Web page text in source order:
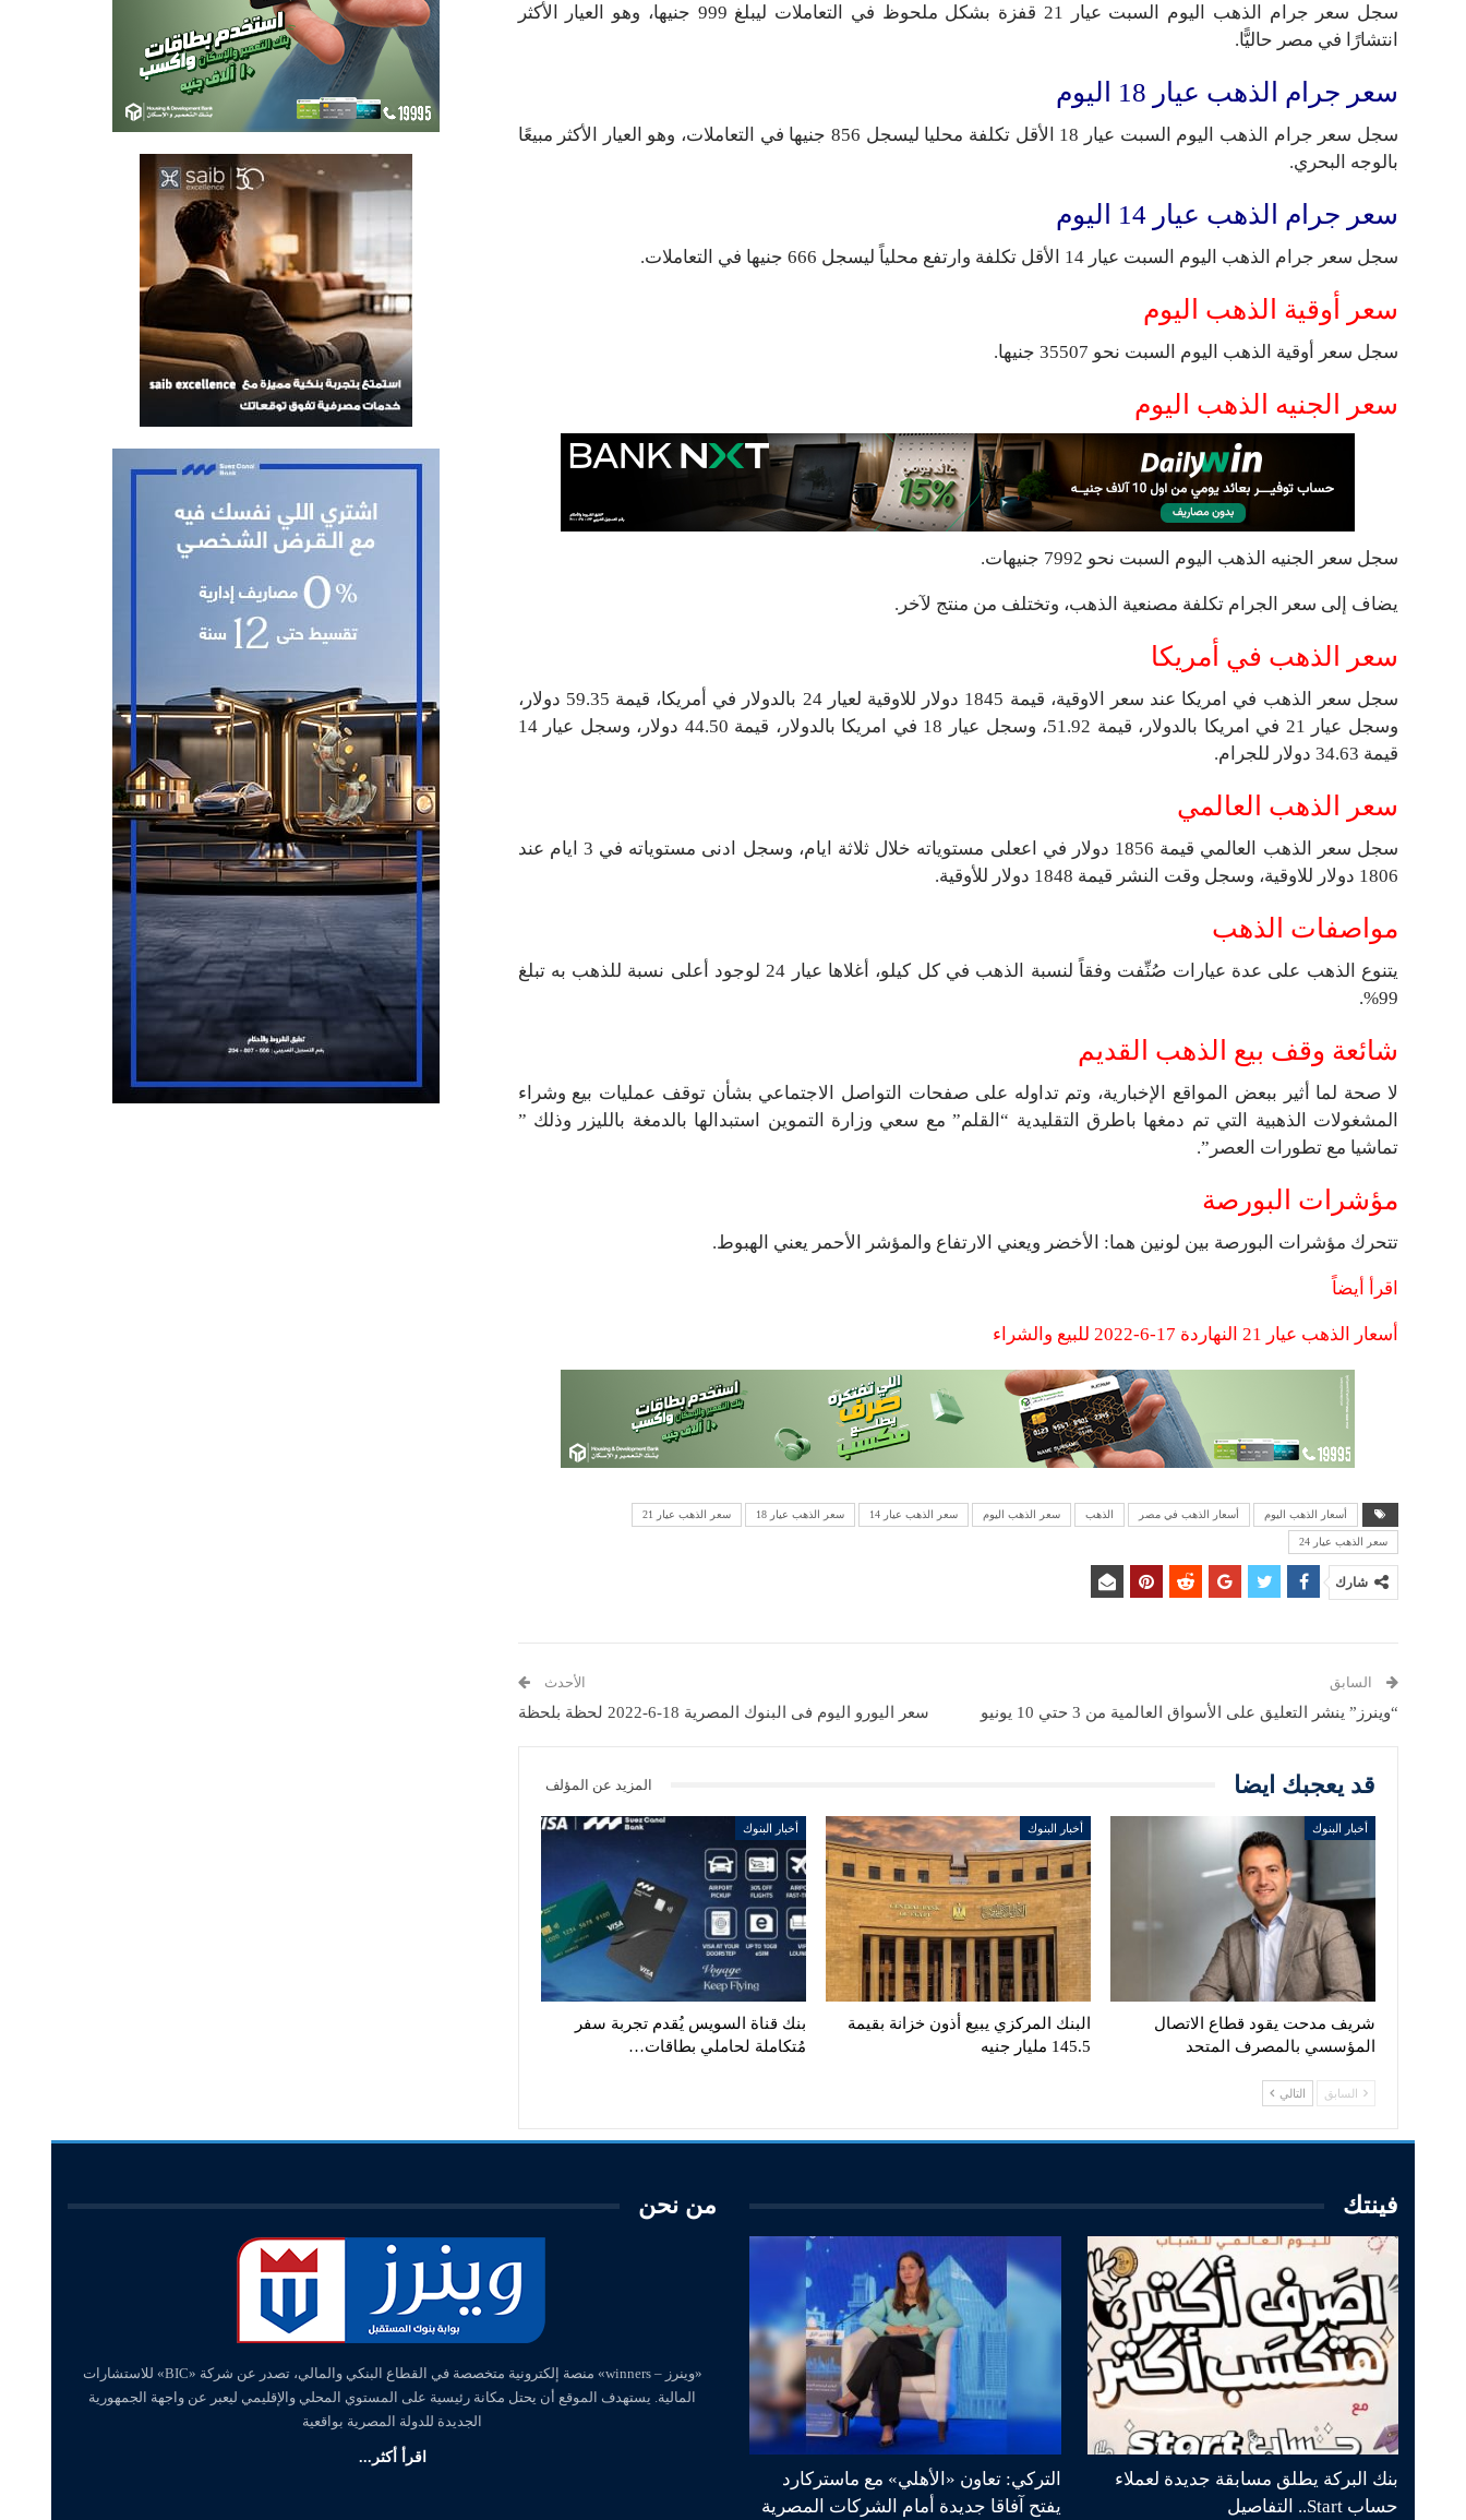
سجل سعر جرام الذهب اليوم السبت عيار 21 قفزة بشكل ملحوظ في التعاملات ليبلغ 999 جنيها، وهو العيار الأكثر
انتشارًا في مصر حاليًّا.
سعر جرام الذهب عيار 18 اليوم
سجل سعر جرام الذهب اليوم السبت عيار 18 الأقل تكلفة محليا ليسجل 856 جنيها في التعاملات، وهو العيار الأكثر مبيعًا
بالوجه البحري.
سعر جرام الذهب عيار 14 اليوم
سجل سعر جرام الذهب اليوم السبت عيار 14 الأقل تكلفة وارتفع محلياً ليسجل 666 جنيها في التعاملات.
سعر أوقية الذهب اليوم
سجل سعر أوقية الذهب اليوم السبت نحو 35507 جنيها.
سعر الجنيه الذهب اليوم
سجل سعر الجنيه الذهب اليوم السبت نحو 7992 جنيهات.
يضاف إلى سعر الجرام تكلفة مصنعية الذهب، وتختلف من منتج لآخر.
سعر الذهب في أمريكا
سجل سعر الذهب في امريكا عند سعر الاوقية، قيمة 1845 دولار للاوقية لعيار 24 بالدولار في أمريكا، قيمة 59.35 دولار،
وسجل عيار 21 في امريكا بالدولار، قيمة 51.92، وسجل عيار 18 في امريكا بالدولار، قيمة 44.50 دولار، وسجل عيار 14
قيمة 34.63 دولار للجرام.
سعر الذهب العالمي
سجل سعر الذهب العالمي قيمة 1856 دولار في اععلى مستوياته خلال ثلاثة ايام، وسجل ادنى مستوياته في 3 ايام عند
1806 دولار للاوقية، وسجل وقت النشر قيمة 1848 دولار للأوقية.
مواصفات الذهب
يتنوع الذهب على عدة عيارات صُنِّفت وفقاً لنسبة الذهب في كل كيلو، أغلاها عيار 24 لوجود أعلى نسبة للذهب به تبلغ
99%.
شائعة وقف بيع الذهب القديم
لا صحة لما أثير ببعض المواقع الإخبارية، وتم تداوله على صفحات التواصل الاجتماعي بشأن توقف عمليات بيع وشراء
المشغولات الذهبية التي تم دمغها باطرق التقليدية “القلم” مع سعي وزارة التموين استبدالها بالدمغة بالليزر وذلك ”
تماشيا مع تطورات العصر”.
مؤشرات البورصة
تتحرك مؤشرات البورصة بين لونين هما: الأخضر ويعني الارتفاع والمؤشر الأحمر يعني الهبوط.
اقرأ أيضاً
أسعار الذهب عيار 21 النهاردة 17-6-2022 للبيع والشراء
أسعار الذهب اليوم أسعار الذهب في مصر الذهب سعر الذهب اليوم سعر الذهب عيار 14 سعر الذهب عيار 18 سعر الذهب عيار 21
سعر الذهب عيار 24
شارك
السابق
“وينرز” ينشر التعليق على الأسواق العالمية من 3 حتي 10 يونيو
الأحدث
سعر اليورو اليوم فى البنوك المصرية 18-6-2022 لحظة بلحظة
قد يعجبك ايضا المزيد عن المؤلف
أخبار البنوك
شريف مدحت يقود قطاع الاتصال
المؤسسي بالمصرف المتحد
أخبار البنوك
البنك المركزي يبيع أذون خزانة بقيمة
145.5 مليار جنيه
أخبار البنوك
بنك قناة السويس يُقدم تجربة سفر
مُتكاملة لحاملي بطاقات…
السابق التالي
فينتك
بنك البركة يطلق مسابقة جديدة لعملاء
حساب Start.. التفاصيل
التركي: تعاون «الأهلي» مع ماستركارد
يفتح آفاقا جديدة أمام الشركات المصرية
من نحن
«وينرز – winners» منصة إلكترونية متخصصة في القطاع البنكي والمالي، تصدر عن شركة «BIC» للاستشارات
المالية. يستهدف الموقع أن يحتل مكانة رئيسية على المستوي المحلي والإقليمي ليعبر عن واجهة الجمهورية
الجديدة للدولة المصرية بواقعية
اقرأ أكثر...